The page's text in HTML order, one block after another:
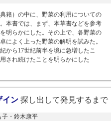
籍）の中に、野菜の利用についての
本書では、まず、本草書などを参考
明らかにした。その上で、各野菜の
によく上った野菜の解明を試みた。
から17世紀前半を境に急増したこ
され続けたことを明らかにした
イン 探し出して発見するまで
子・鈴木康平